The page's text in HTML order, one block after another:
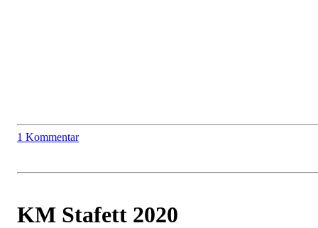
1 Kommentar
KM Stafett 2020